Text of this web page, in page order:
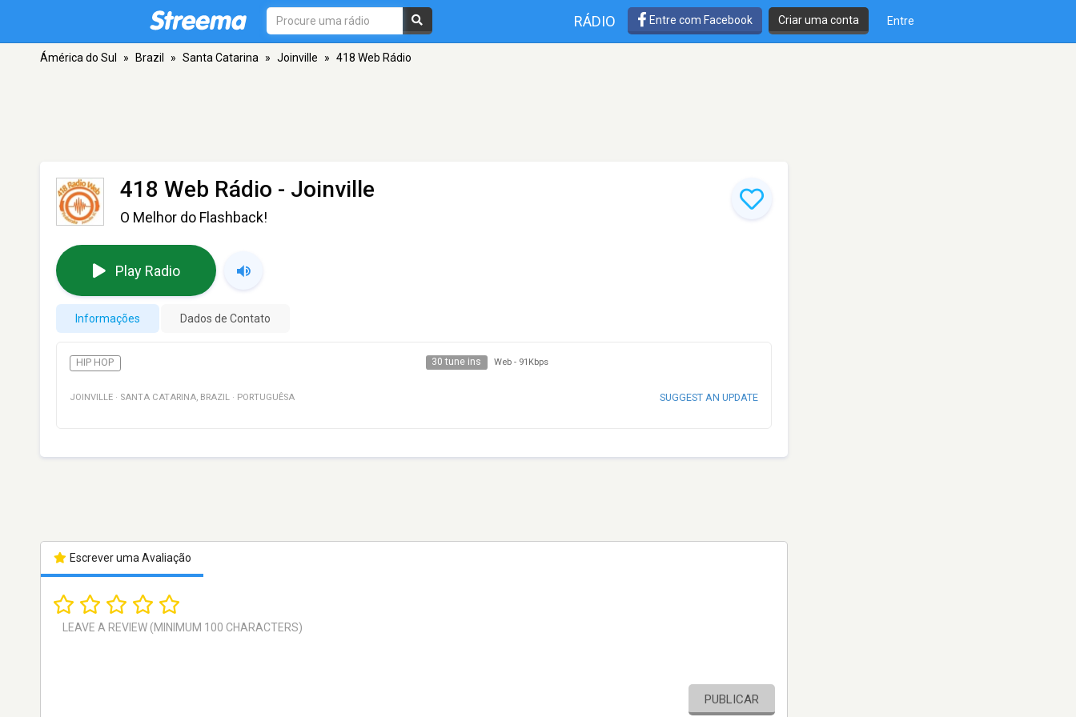
RÁDIO Entre com Facebook Criar uma conta Entre
Ámérica do Sul » Brazil » Santa Catarina » Joinville » 418 Web Rádio
418 Web Rádio - Joinville
O Melhor do Flashback!
Play Radio
Informações Dados de Contato
HIP HOP 30 tune ins Web - 91Kbps
JOINVILLE · SANTA CATARINA, BRAZIL · PORTUGUÊSA SUGGEST AN UPDATE
Escrever uma Avaliação
PUBLICAR